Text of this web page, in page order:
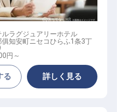
ジャー
ルラグジュアリーホテル
知安町ニセコひらふ1条3丁
円～
る 詳しく見る